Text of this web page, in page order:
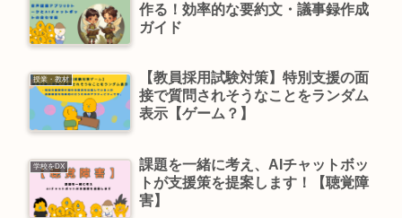
作る！効率的な要約文・議事録作成
ガイド
授業・教材
【教員採用試験対策】特別支援の面
接で質問されそうなことをランダム
表示【ゲーム？】
学校をDX
課題を一緒に考え、AIチャットボッ
トが支援策を提案します！【聴覚障
害】